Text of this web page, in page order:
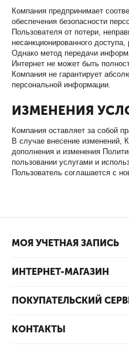
Компания предпринимает
обеспечения безопасности
Пользователя от потери,
несанкционированного
Однако метод передачи
Интернет не может быть
Компания не гарантирует
персональной информации.
ИЗМЕНЕНИЯ
Компания оставляет за собой
В случае внесение изменений,
дополнения и изменения
пользовании услугами и
Пользователь соглашается с
МОЯ УЧЕТНАЯ ЗАПИСЬ
ИНТЕРНЕТ-МАГАЗИН
ПОКУПАТЕЛЬСКИЙ
КОНТАКТЫ